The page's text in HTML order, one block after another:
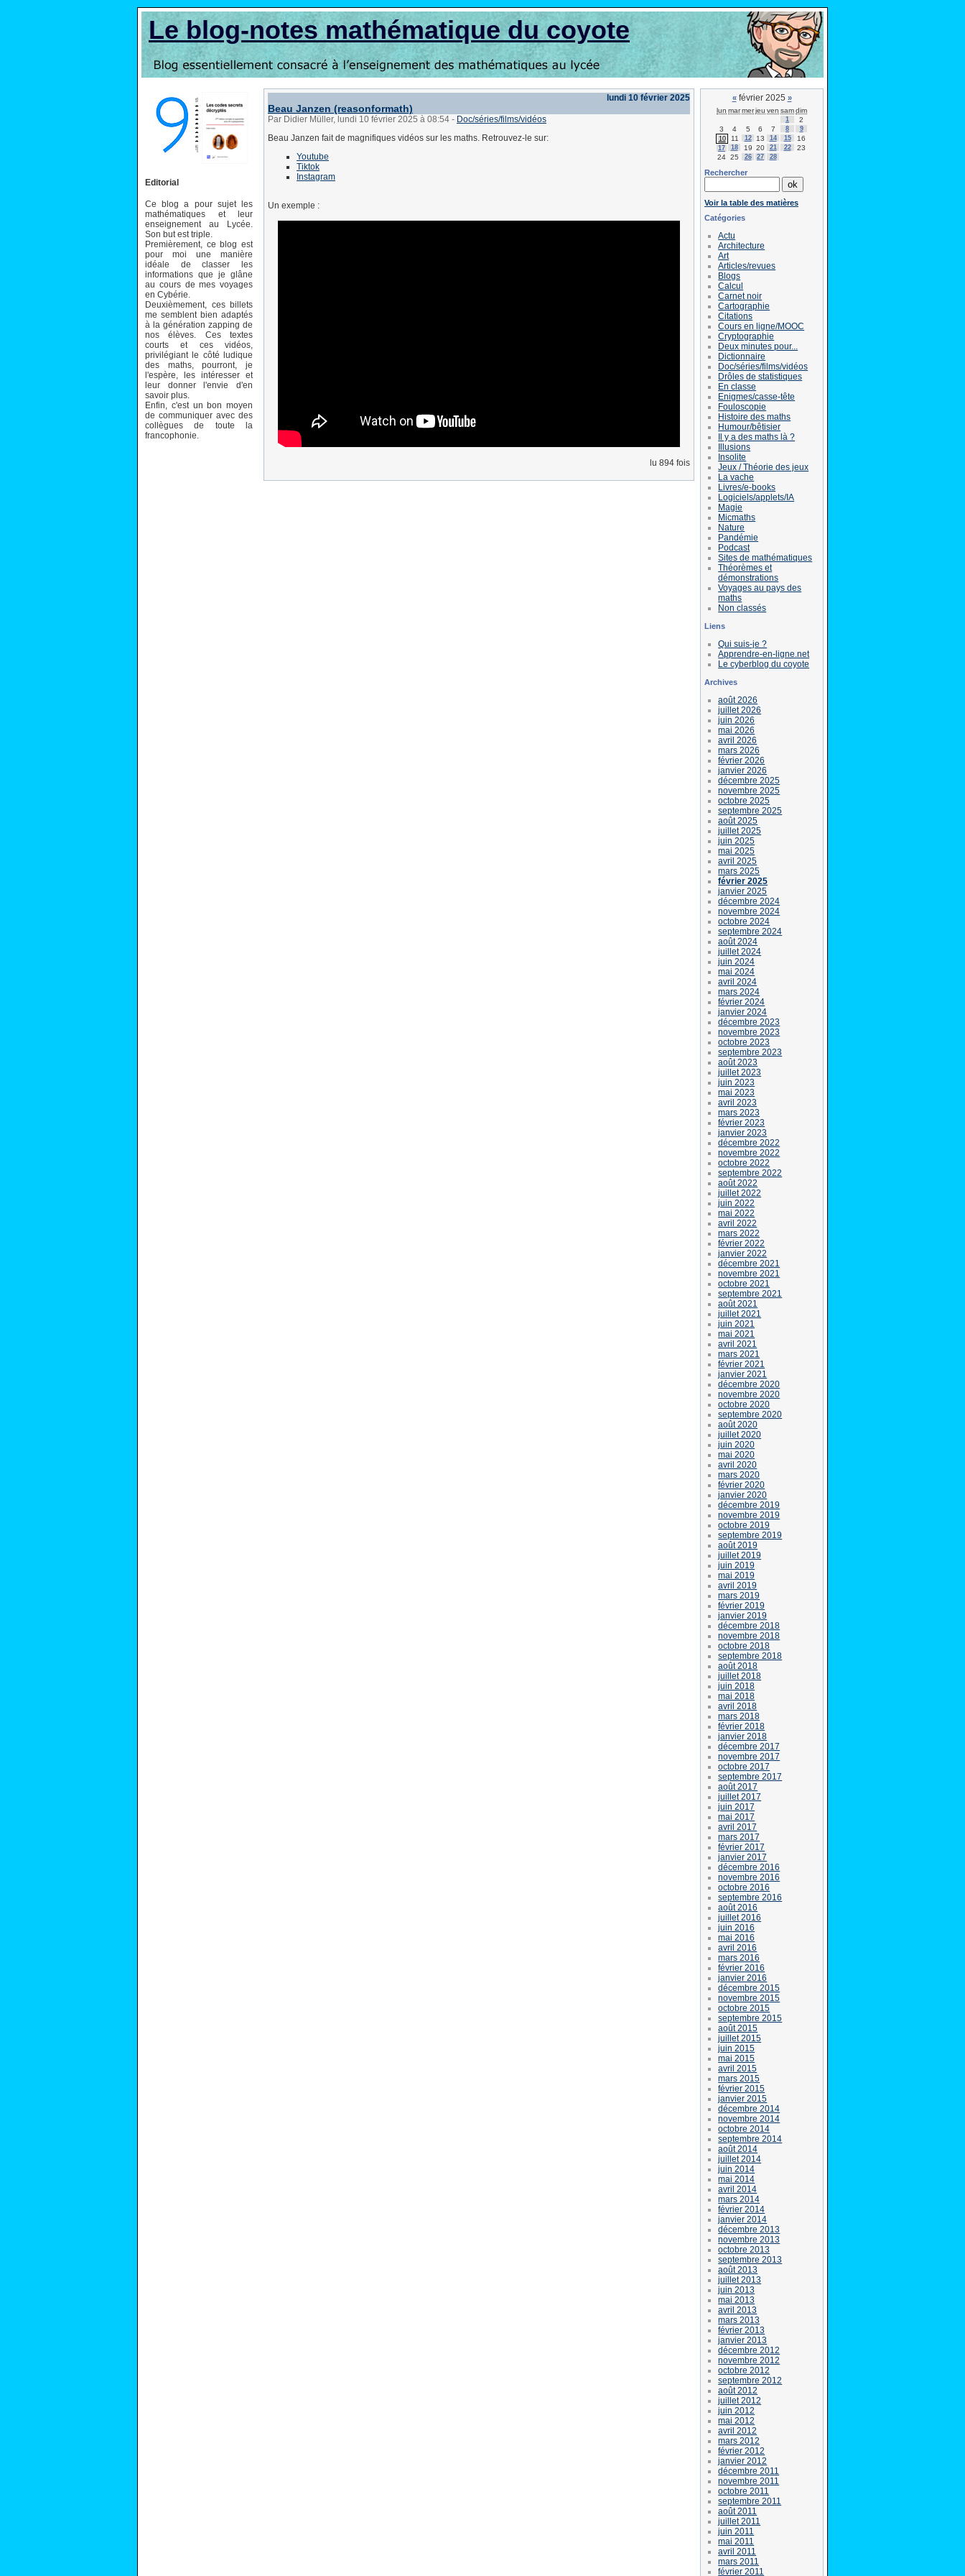
Le blog-notes mathématique du coyote
Editorial
Ce blog a pour sujet les
mathématiques et leur
enseignement au Lycée.
Son but est triple.
Premièrement, ce blog est
pour moi une manière
idéale de classer les
informations que je glâne
au cours de mes voyages
en Cybérie.
Deuxièmement, ces billets
me semblent bien adaptés
à la génération zapping de
nos élèves. Ces textes
courts et ces vidéos,
privilégiant le côté ludique
des maths, pourront, je
l'espère, les intéresser et
leur donner l'envie d'en
savoir plus.
Enfin, c'est un bon moyen
de communiquer avec des
collègues de toute la
francophonie.
lundi 10 février 2025
Beau Janzen (reasonformath)
Par Didier Müller, lundi 10 février 2025 à 08:54 - Doc/séries/films/vidéos
Beau Janzen fait de magnifiques vidéos sur les maths. Retrouvez-le sur:
Youtube
Tiktok
Instagram
Un exemple :
lu 894 fois
«février 2025 »
lun marmerjeu ven samdim
1
2
3
4 5 6 7 8
9
10
11 12 13 14 15 16
17 18 19 20 21 22
23
24 25 26 27 28
Rechercher
Voir la table des matières
Catégories
Actu
Architecture
Art
Articles/revues
Blogs
Calcul
Carnet noir
Cartographie
Citations
Cours en ligne/MOOC
Cryptographie
Deux minutes pour...
Dictionnaire
Doc/séries/films/vidéos
Drôles de statistiques
En classe
Enigmes/casse-tête
Fouloscopie
Histoire des maths
Humour/bêtisier
Il y a des maths là ?
Illusions
Insolite
Jeux / Théorie des jeux
La vache
Livres/e-books
Logiciels/applets/IA
Magie
Micmaths
Nature
Pandémie
Podcast
Sites de mathématiques
Théorèmes et
démonstrations
Voyages au pays des
maths
Non classés
Liens
Qui suis-je ?
Apprendre-en-ligne.net
Le cyberblog du coyote
Archives
août 2026
juillet 2026
juin 2026
mai 2026
avril 2026
mars 2026
février 2026
janvier 2026
décembre 2025
novembre 2025
octobre 2025
septembre 2025
août 2025
juillet 2025
juin 2025
mai 2025
avril 2025
mars 2025
février 2025
janvier 2025
décembre 2024
novembre 2024
octobre 2024
septembre 2024
août 2024
juillet 2024
juin 2024
mai 2024
avril 2024
mars 2024
février 2024
janvier 2024
décembre 2023
novembre 2023
octobre 2023
septembre 2023
août 2023
juillet 2023
juin 2023
mai 2023
avril 2023
mars 2023
février 2023
janvier 2023
décembre 2022
novembre 2022
octobre 2022
septembre 2022
août 2022
juillet 2022
juin 2022
mai 2022
avril 2022
mars 2022
février 2022
janvier 2022
décembre 2021
novembre 2021
octobre 2021
septembre 2021
août 2021
juillet 2021
juin 2021
mai 2021
avril 2021
mars 2021
février 2021
janvier 2021
décembre 2020
novembre 2020
octobre 2020
septembre 2020
août 2020
juillet 2020
juin 2020
mai 2020
avril 2020
mars 2020
février 2020
janvier 2020
décembre 2019
novembre 2019
octobre 2019
septembre 2019
août 2019
juillet 2019
juin 2019
mai 2019
avril 2019
mars 2019
février 2019
janvier 2019
décembre 2018
novembre 2018
octobre 2018
septembre 2018
août 2018
juillet 2018
juin 2018
mai 2018
avril 2018
mars 2018
février 2018
janvier 2018
décembre 2017
novembre 2017
octobre 2017
septembre 2017
août 2017
juillet 2017
juin 2017
mai 2017
avril 2017
mars 2017
février 2017
janvier 2017
décembre 2016
novembre 2016
octobre 2016
septembre 2016
août 2016
juillet 2016
juin 2016
mai 2016
avril 2016
mars 2016
février 2016
janvier 2016
décembre 2015
novembre 2015
octobre 2015
septembre 2015
août 2015
juillet 2015
juin 2015
mai 2015
avril 2015
mars 2015
février 2015
janvier 2015
décembre 2014
novembre 2014
octobre 2014
septembre 2014
août 2014
juillet 2014
juin 2014
mai 2014
avril 2014
mars 2014
février 2014
janvier 2014
décembre 2013
novembre 2013
octobre 2013
septembre 2013
août 2013
juillet 2013
juin 2013
mai 2013
avril 2013
mars 2013
février 2013
janvier 2013
décembre 2012
novembre 2012
octobre 2012
septembre 2012
août 2012
juillet 2012
juin 2012
mai 2012
avril 2012
mars 2012
février 2012
janvier 2012
décembre 2011
novembre 2011
octobre 2011
septembre 2011
août 2011
juillet 2011
juin 2011
mai 2011
avril 2011
mars 2011
février 2011